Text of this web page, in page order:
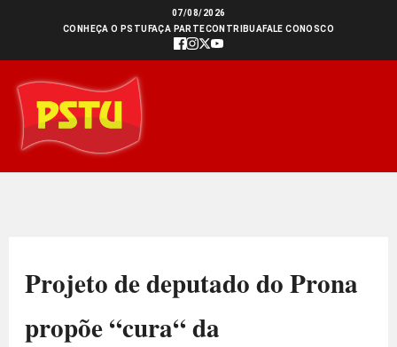
conteúdo
07/08/2026
CONHEÇA O PSTU FAÇA PARTECONTRIBUAFALE CONOSCO
Projeto de deputado do Prona
propõe “cura“ da